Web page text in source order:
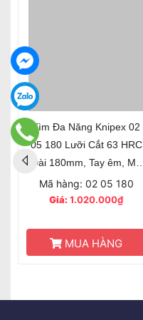
Kìm Đa Năng Knipex 02
05 180 Lưỡi Cắt 63 HRC
Dài 180mm, Tay êm, Mạ
chrome
Mã hàng: 02 05 180
Giá:1.020.000₫
MUA HÀNG